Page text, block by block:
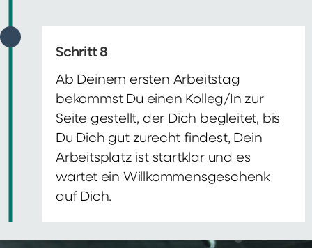
Schritt 8
Ab Deinem ersten Arbeitstag
bekommst Du einen Kolleg/In zur
Seite gestellt, der Dich begleitet, bis
Du Dich gut zurecht findest, Dein
Arbeitsplatz ist startklar und es
wartet ein Willkommensgeschenk
auf Dich.